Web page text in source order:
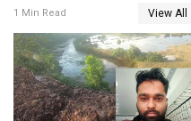
1 Min Read View All